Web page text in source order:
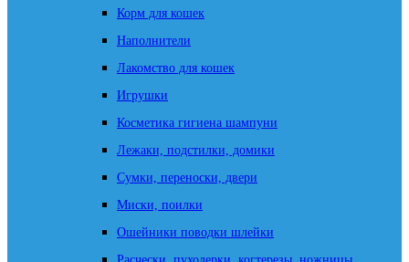
Корм для кошек
Наполнители
Лакомство для кошек
Игрушки
Косметика гигиена шампуни
Лежаки, подстилки, домики
Сумки, переноски, двери
Миски, поилки
Ошейники поводки шлейки